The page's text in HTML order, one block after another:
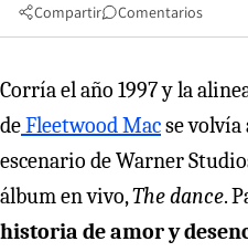
Compartir Comentarios
Corría el año 1997 y la
deFleetwood Macse
escenario de Warner
álbum en vivo,The dance.
historia de amor y